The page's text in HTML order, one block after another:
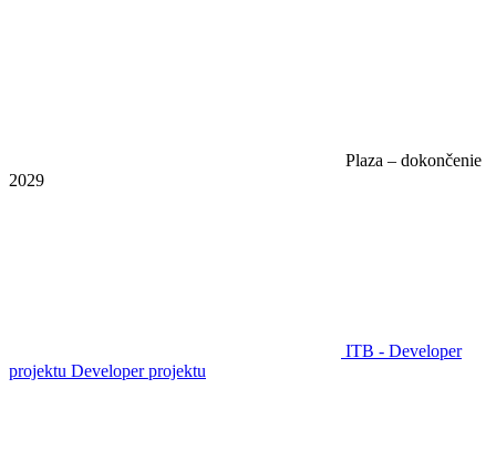
Plaza – dokončenie
2029
ITB - Developer
projektu Developer projektu